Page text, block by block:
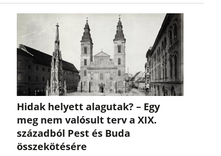
Hidak helyett alagutak? – Egy
meg nem valósult terv a XIX.
századból Pest és Buda
összekötésére